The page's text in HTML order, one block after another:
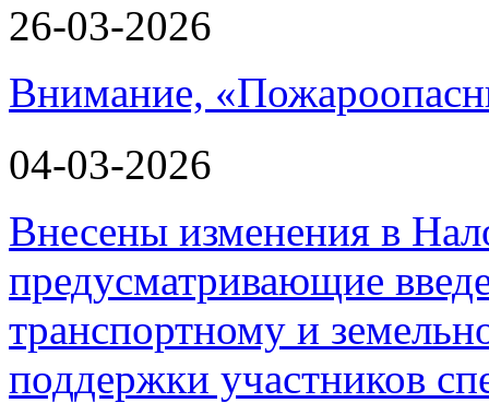
26-03-2026
Внимание,
04-03-2026
Внесены изменения в
предусматривающие
транспортному и
поддержки участников